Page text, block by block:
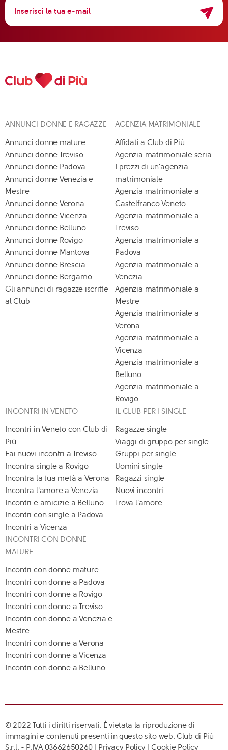
ANNUNCI DONNE E RAGAZZE
Annunci donne mature
Annunci donne Treviso
Annunci donne Padova
Annunci donne Venezia e
Mestre
Annunci donne Verona
Annunci donne Vicenza
Annunci donne Belluno
Annunci donne Rovigo
Annunci donne Mantova
Annunci donne Brescia
Annunci donne Bergamo
Gli annunci di ragazze iscritte
al Club
AGENZIA MATRIMONIALE
Affidati a Club di Più
Agenzia matrimoniale seria
I prezzi di un'agenzia
matrimoniale
Agenzia matrimoniale a
Castelfranco Veneto
Agenzia matrimoniale a
Treviso
Agenzia matrimoniale a
Padova
Agenzia matrimoniale a
Venezia
Agenzia matrimoniale a
Mestre
Agenzia matrimoniale a
Verona
Agenzia matrimoniale a
Vicenza
Agenzia matrimoniale a
Belluno
Agenzia matrimoniale a
Rovigo
INCONTRI IN VENETO
Incontri in Veneto con Club di
Più
Fai nuovi incontri a Treviso
Incontra single a Rovigo
Incontra la tua metà a Verona
Incontra l'amore a Venezia
Incontri e amicizie a Belluno
Incontri con single a Padova
Incontri a Vicenza
IL CLUB PER I SINGLE
Ragazze single
Viaggi di gruppo per single
Gruppi per single
Uomini single
Ragazzi single
Nuovi incontri
Trova l'amore
INCONTRI CON DONNE
MATURE
Incontri con donne mature
Incontri con donne a Padova
Incontri con donne a Rovigo
Incontri con donne a Treviso
Incontri con donne a Venezia e
Mestre
Incontri con donne a Verona
Incontri con donne a Vicenza
Incontri con donne a Belluno
© 2022 Tutti i diritti riservati. È vietata la riproduzione di
immagini e contenuti presenti in questo sito web. Club di Più
S.r.l. - P.IVA 03662650260 | Privacy Policy |Cookie Policy